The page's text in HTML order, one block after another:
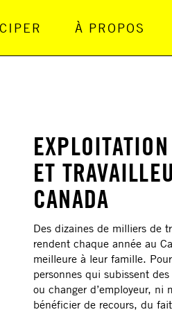
À PROPOS
ET
CANADA
Des dizaines de milliers de
rendent chaque année au
meilleure à leur famille.
personnes qui subissent
ou changer d’employeur, ni
bénéficier de recours, du